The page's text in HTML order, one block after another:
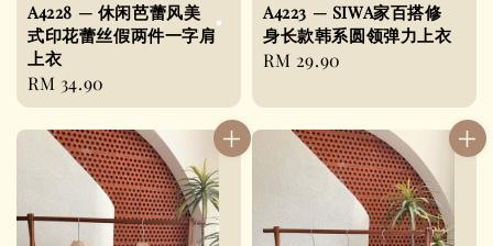
A4228 — 休闲芭蕾风美
式印花蕾丝假两件一字肩
上衣
Regular
price
RM 34.90
A4223 — SIWA家百搭修
身长款韩系圆领弹力上衣
Regular
RM 29.90